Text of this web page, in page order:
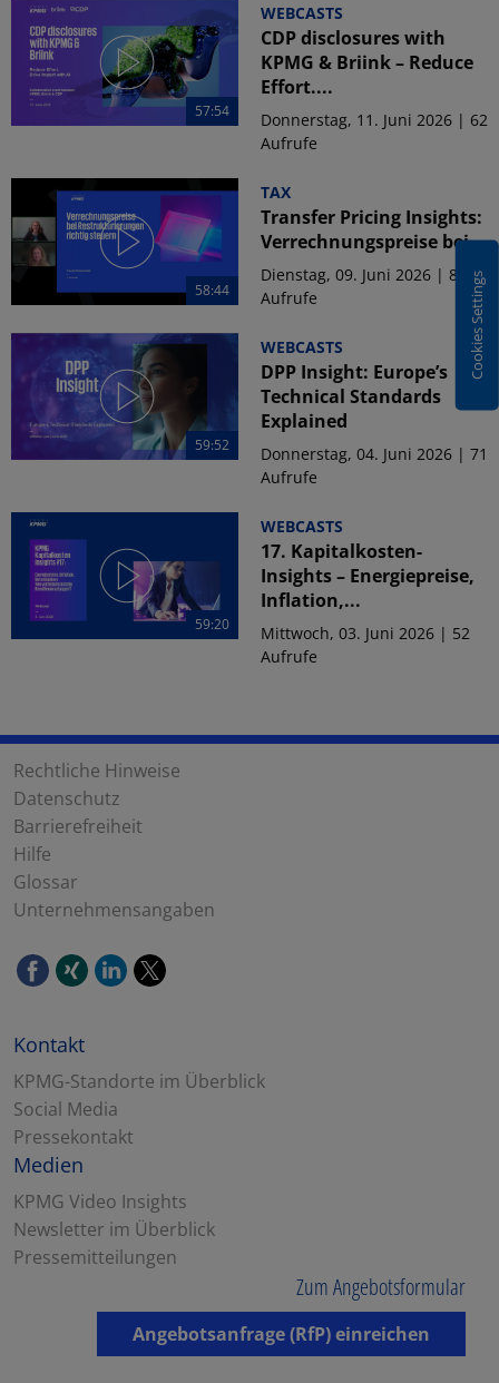
57:54
WEBCASTS
CDP disclosures with
KPMG & Briink – Reduce
Effort....
Donnerstag, 11. Juni 2026 | 62
Aufrufe
58:44
TAX
Transfer Pricing Insights:
Verrechnungspreise bei...
Dienstag, 09. Juni 2026 | 84
Aufrufe
59:52
WEBCASTS
DPP Insight: Europe’s
Technical Standards
Explained
Donnerstag, 04. Juni 2026 | 71
Aufrufe
59:20
WEBCASTS
17. Kapitalkosten-
Insights – Energiepreise,
Inflation,...
Mittwoch, 03. Juni 2026 | 52
Aufrufe
Cookies Settings
Rechtliche Hinweise
Datenschutz
Barrierefreiheit
Hilfe
Glossar
Unternehmensangaben
Kontakt
KPMG-Standorte im Überblick
Social Media
Pressekontakt
Medien
KPMG Video Insights
Newsletter im Überblick
Pressemitteilungen
Zum Angebotsformular
Angebotsanfrage (RfP) einreichen